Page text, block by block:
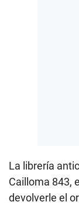
La librería
Cailloma 843,
devolverle el